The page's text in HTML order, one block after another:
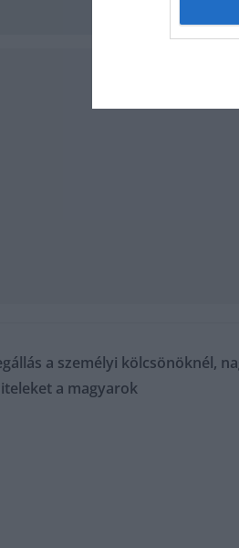
a személyi kölcsönöknél,
a magyarok